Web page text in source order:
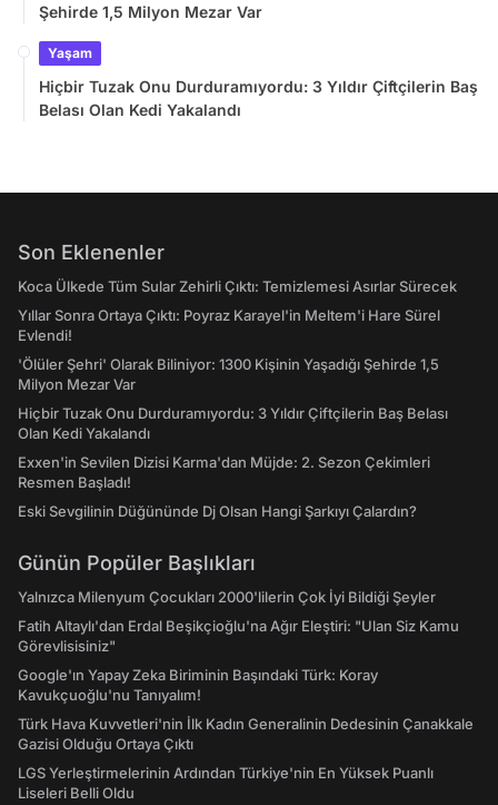
Şehirde 1,5 Milyon Mezar Var
Yaşam
Hiçbir Tuzak Onu Durduramıyordu: 3 Yıldır Çiftçilerin Baş
Belası Olan Kedi Yakalandı
Son Eklenenler
Koca Ülkede Tüm Sular Zehirli Çıktı: Temizlemesi Asırlar Sürecek
Yıllar Sonra Ortaya Çıktı: Poyraz Karayel'in Meltem'i Hare Sürel
Evlendi!
'Ölüler Şehri' Olarak Biliniyor: 1300 Kişinin Yaşadığı Şehirde 1,5
Milyon Mezar Var
Hiçbir Tuzak Onu Durduramıyordu: 3 Yıldır Çiftçilerin Baş Belası
Olan Kedi Yakalandı
Exxen'in Sevilen Dizisi Karma'dan Müjde: 2. Sezon Çekimleri
Resmen Başladı!
Eski Sevgilinin Düğününde Dj Olsan Hangi Şarkıyı Çalardın?
Günün Popüler Başlıkları
Yalnızca Milenyum Çocukları 2000'lilerin Çok İyi Bildiği Şeyler
Fatih Altaylı'dan Erdal Beşikçioğlu'na Ağır Eleştiri: "Ulan Siz Kamu
Görevlisisiniz"
Google'ın Yapay Zeka Biriminin Başındaki Türk: Koray
Kavukçuoğlu'nu Tanıyalım!
Türk Hava Kuvvetleri'nin İlk Kadın Generalinin Dedesinin Çanakkale
Gazisi Olduğu Ortaya Çıktı
LGS Yerleştirmelerinin Ardından Türkiye'nin En Yüksek Puanlı
Liseleri Belli Oldu